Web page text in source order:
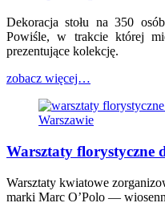
Dekoracja stołu na 350
Powiśle, w trakcie której
prezentujące kolekcję.
zobacz więcej…
Warsztaty florystyczne
Warsztaty kwiatowe
marki Marc O’Polo —